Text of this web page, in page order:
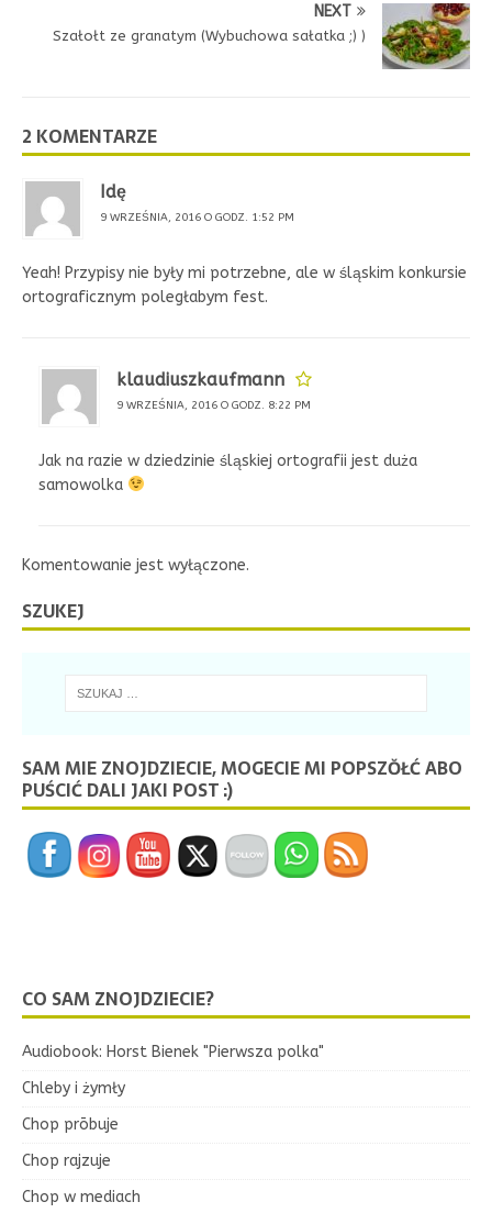
NEXT
Szałołt ze granatym (Wybuchowa sałatka ;) )
2 KOMENTARZE
Idę
9 WRZEŚNIA, 2016 O GODZ. 1:52 PM
Yeah! Przypisy nie były mi potrzebne, ale w śląskim konkursie
ortograficznym poległabym fest.
klaudiuszkaufmann
9 WRZEŚNIA, 2016 O GODZ. 8:22 PM
Jak na razie w dziedzinie śląskiej ortografii jest duża
samowolka
Komentowanie jest wyłączone.
SZUKEJ
SAM MIE ZNOJDZIECIE, MOGECIE MI POPSZŎŁĆ ABO
PUŚCIĆ DALI JAKI POST :)
CO SAM ZNOJDZIECIE?
Audiobook: Horst Bienek "Pierwsza polka"
Chleby i żymły
Chop prōbuje
Chop rajzuje
Chop w mediach